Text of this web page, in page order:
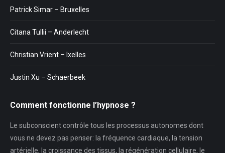
Patrick Simar – Bruxelles
Citana Tullii – Anderlecht
Christian Vrient – Ixelles
Justin Xu – Schaerbeek
Comment fonctionne l’hypnose ?
Le subconscient contrôle tous les processus autonomes dont
vous ne devez pas penser: la fréquence cardiaque, la tension
artérielle, la croissance des tissus, la régénération cellulaire, le